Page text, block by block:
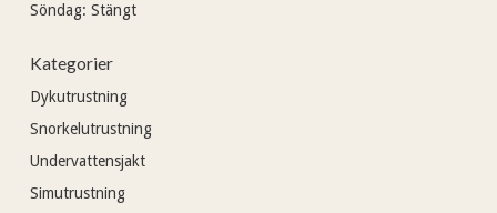
Söndag: Stängt
Kategorier
Dykutrustning
Snorkelutrustning
Undervattensjakt
Simutrustning